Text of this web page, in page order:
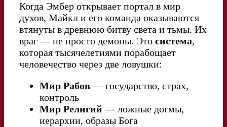
Когда Эмбер открывает портал в мир
духов, Майкл и его команда оказываются
втянуты в древнюю битву света и тьмы. Их
враг — не просто демоны. Это система,
которая тысячелетиями порабощает
человечество через две ловушки:
Мир Рабов— государство, страх,
контроль
Мир Религий — ложные догмы,
иерархии, образы Бога